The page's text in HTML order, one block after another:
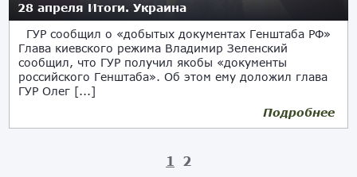
28 апреля Итоги. Украина
ГУР сообщил о «добытых документах Генштаба РФ»
Глава киевского режима Владимир Зеленский
сообщил, что ГУР получил якобы «документы
российского Генштаба». Об этом ему доложил глава
ГУР Олег [...]
Подробнее
1 2